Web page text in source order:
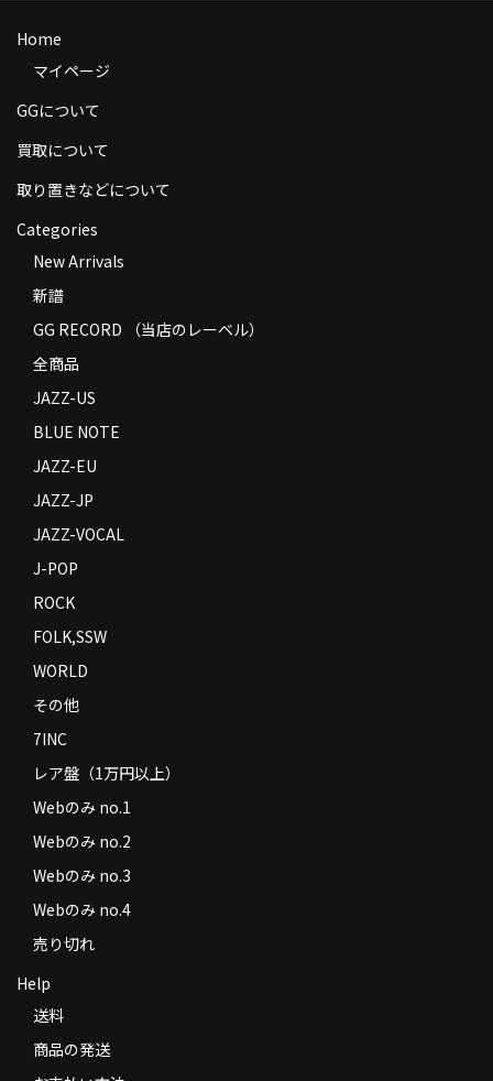
送料
商品の発送
お支払い方法
コンディション
Privacy Policy
Contact
Home
マイページ
GGについて
買取について
取り置きなどについて
Categories
New Arrivals
新譜
GG RECORD （当店のレーベル）
全商品
JAZZ-US
BLUE NOTE
JAZZ-EU
JAZZ-JP
JAZZ-VOCAL
J-POP
ROCK
FOLK,SSW
WORLD
その他
7INC
レア盤（1万円以上）
Webのみ no.1
Webのみ no.2
Webのみ no.3
Webのみ no.4
売り切れ
Help
送料
商品の発送